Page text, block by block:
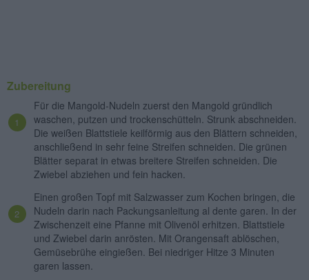
Zubereitung
Für die Mangold-Nudeln zuerst den Mangold gründlich
waschen, putzen und trockenschütteln. Strunk abschneiden.
Die weißen Blattstiele keilförmig aus den Blättern schneiden,
anschließend in sehr feine Streifen schneiden. Die grünen
Blätter separat in etwas breitere Streifen schneiden. Die
Zwiebel abziehen und fein hacken.
Einen großen Topf mit Salzwasser zum Kochen bringen, die
Nudeln darin nach Packungsanleitung al dente garen. In der
Zwischenzeit eine Pfanne mit Olivenöl erhitzen. Blattstiele
und Zwiebel darin anrösten. Mit Orangensaft ablöschen,
Gemüsebrühe eingießen. Bei niedriger Hitze 3 Minuten
garen lassen.